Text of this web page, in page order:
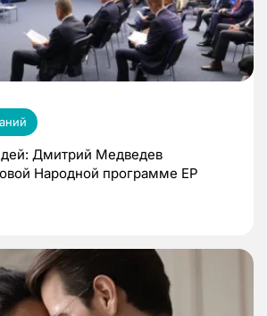
Дмитрий Медведев
Народной программе ЕР